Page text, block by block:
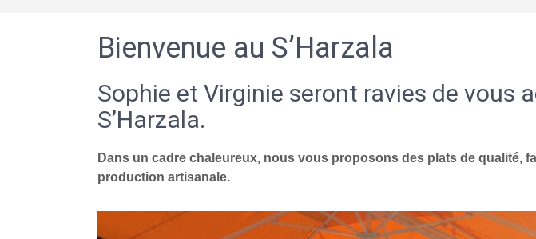
Bienvenue au S’Harzala
Sophie et Virginie seront ravies de vous
S’Harzala.
Dans un cadre chaleureux, nous vous proposons des plats de qualité,
production artisanale.